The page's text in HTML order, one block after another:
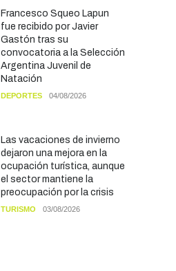
Francesco Squeo Lapun
fue recibido por Javier
Gastón tras su
convocatoria a la Selección
Argentina Juvenil de
Natación
DEPORTES 04/08/2026
Las vacaciones de invierno
dejaron una mejora en la
ocupación turística, aunque
el sector mantiene la
preocupación por la crisis
TURISMO 03/08/2026